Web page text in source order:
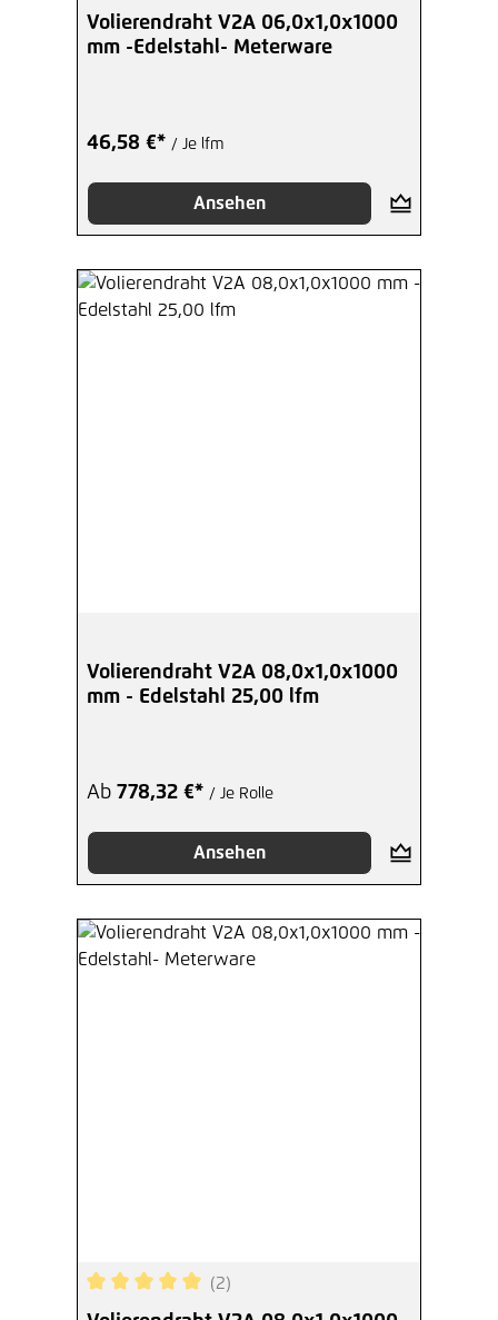
Durchschnittliche Bewertung von 5 von 5
Volierendraht V2A 06,0x1,0x1000
mm -Edelstahl- Meterware
46,58 €* / Je lfm
Ansehen
Volierendraht V2A 08,0x1,0x1000
mm - Edelstahl 25,00 lfm
Ab 778,32 €* / Je Rolle
Ansehen
Durchschnittliche Bewertung von 5 von 5
(2)